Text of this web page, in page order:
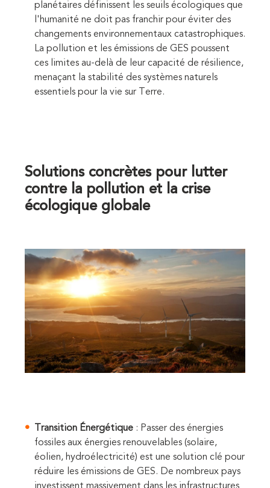
planétaires définissent les seuils écologiques que
l'humanité ne doit pas franchir pour éviter des
changements environnementaux catastrophiques.
La pollution et les émissions de GES poussent
ces limites au-delà de leur capacité de résilience,
menaçant la stabilité des systèmes naturels
essentiels pour la vie sur Terre.
Solutions concrètes pour lutter
contre la pollution et la crise
écologique globale
Transition Énergétique : Passer des énergies
fossiles aux énergies renouvelables (solaire,
éolien, hydroélectricité) est une solution clé pour
réduire les émissions de GES. De nombreux pays